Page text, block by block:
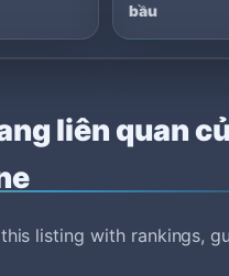
bầu
liên quan
listing with rankings,